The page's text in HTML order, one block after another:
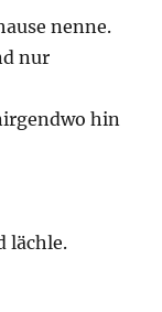
nenne.
nur
hin
lächle.